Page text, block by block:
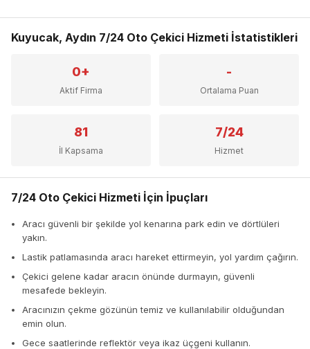
Kuyucak, Aydın 7/24 Oto Çekici Hizmeti İstatistikleri
0+
Aktif Firma
-
Ortalama Puan
81
İl Kapsama
7/24
Hizmet
7/24 Oto Çekici Hizmeti İçin İpuçları
Aracı güvenli bir şekilde yol kenarına park edin ve dörtlüleri
yakın.
Lastik patlamasında aracı hareket ettirmeyin, yol yardım çağırın.
Çekici gelene kadar aracın önünde durmayın, güvenli
mesafede bekleyin.
Aracınızın çekme gözünün temiz ve kullanılabilir olduğundan
emin olun.
Gece saatlerinde reflektör veya ikaz üçgeni kullanın.